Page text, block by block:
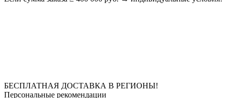
БЕСПЛАТНАЯ ДОСТАВКА В РЕГИОНЫ!
Персональные рекомендации